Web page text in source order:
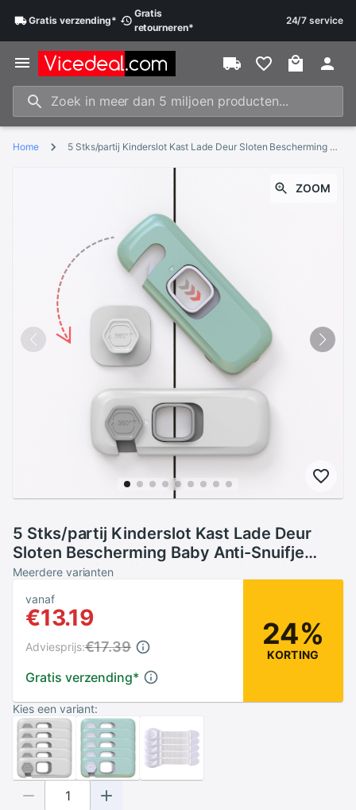
Gratisverzending*
Gratis
retourneren*
24/7 service
Home 5 Stks/partij Kinderslot Kast Lade Deur Sloten Bescherming Baby Anti-Snuifje Hand Plastic Grijs Koelkast Veiligheid Gesp
ZOOM
5 Stks/partij Kinderslot Kast Lade Deur
Sloten Bescherming Baby Anti-Snuifje
Hand Plastic Grijs Koelkast Veiligheid Gesp
Meerdere varianten
vanaf
€13.19
Gratis verzending*
Adviesprijs:€17.39 24%
KORTING
Kies een variant: